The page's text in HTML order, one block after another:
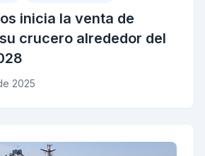
inicia la venta de
crucero alrededor del
2025